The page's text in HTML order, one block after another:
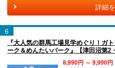
詳細
6
『大人気の群馬工場見学めぐり！ガ
ーク＆めんたいパーク』【津田沼第2
8,990円 ～ 9,990円